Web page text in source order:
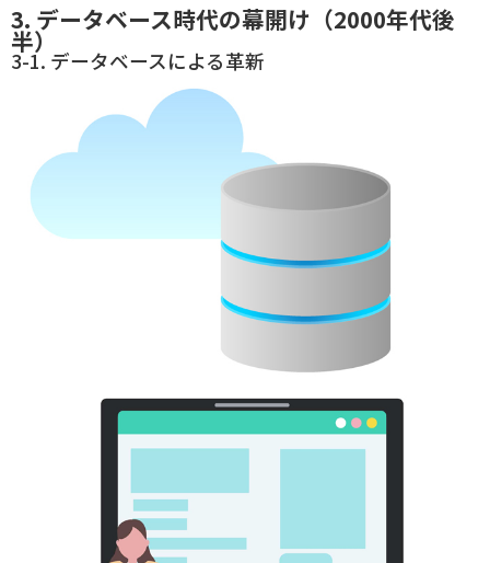
3. データベース時代の幕開け（2000年代後
半）
3-1. データベースによる革新